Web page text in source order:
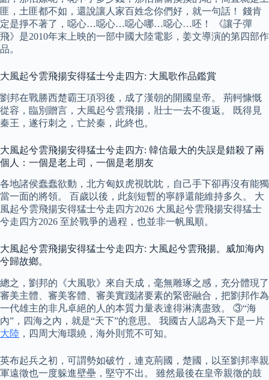
匪，土匪都不如，還說讓人家百姓念你們好，就一句話！ 錢肯
定是掙不著了，噁心…噁心…噁心哪…噁心…呸！ 《讓子彈
飛》是2010年末上映的一部中國大陸電影，姜文導演的第四部作
品。
大風起兮雲飛揚安得猛士兮走四方: 大風歌作品鑑賞
劉邦在戰勝西楚霸王項羽後，成了漢朝的開國皇帝。 荊軻慷慨
從容，臨別贈言，大風起兮雲飛揚，壯士一去不復返。 既得見
秦王，遂行刺之，亡於秦，此終也。
大風起兮雲飛揚安得猛士兮走四方: 韓信最大的失誤是錯殺了兩
個人：一個是老上司，一個是老朋友
各地諸侯蠢蠢欲動，北方匈奴虎視眈眈，自己手下卻再沒有能獨
當一面的將領。 百歲以後，此刻短暫的寧靜還能維持多久。 大
風起兮雲飛揚安得猛士兮走四方2026 大風起兮雲飛揚安得猛士
兮走四方2026 至於戰爭的過程，也並非一帆風順。
大風起兮雲飛揚安得猛士兮走四方: 大風起兮雲飛揚。威加海內
兮歸故鄉。
總之，劉邦的《大風歌》來自天成，毫無雕琢之感，充分體現了
審美主體、審美客體、審美實踐諸要素的緊密融合，把劉邦作為
一代雄主的非凡卓絕的人的本質力量表達得淋漓盡致。 ③“海
內”，四海之內，就是“天下”的意思。 我國古人認為天下是一片
大陸 ，四周大海環繞，海外則荒不可知。
英布起兵之初，可謂勢如破竹，連克荊國，楚國，以至劉邦率親
軍遠徵也一度躲進壁壘，堅守不出。 雖然最後在皇帝親徵的鼓